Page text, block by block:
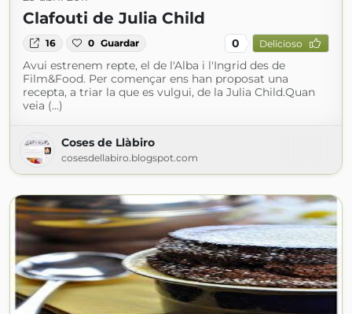
Clafouti de Julia Child
16 0 Guardar 0 Delicioso
Avui estrenem repte, el de l'Alba i l'Ingrid des de
Film&Food. Per començar ens han proposat una
recepta, a triar la que es vulgui, de la Julia Child.Quan
veia (...)
Coses de Llàbiro
cosesdellabiro.blogspot.com